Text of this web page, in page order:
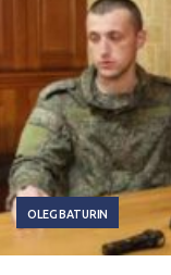
OLEG BATURIN